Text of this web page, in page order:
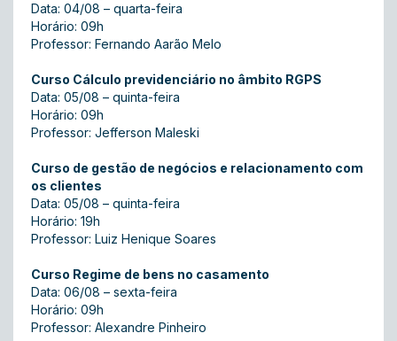
Data: 04/08 – quarta-feira
Horário: 09h
Professor: Fernando Aarão Melo
Curso Cálculo previdenciário no âmbito RGPS
Data: 05/08 – quinta-feira
Horário: 09h
Professor: Jefferson Maleski
Curso de gestão de negócios e relacionamento com
os clientes
Data: 05/08 – quinta-feira
Horário: 19h
Professor: Luiz Henique Soares
Curso Regime de bens no casamento
Data: 06/08 – sexta-feira
Horário: 09h
Professor: Alexandre Pinheiro